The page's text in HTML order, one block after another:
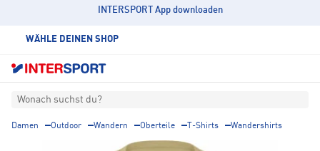
INTERSPORT App downloaden
WÄHLE DEINEN SHOP
Wonach suchst du?
Damen Outdoor Wandern Oberteile T-Shirts Wandershirts